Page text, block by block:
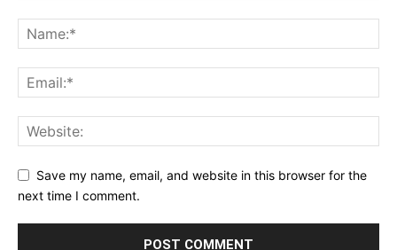
Save my name, email, and website in this browser for the
next time I comment.